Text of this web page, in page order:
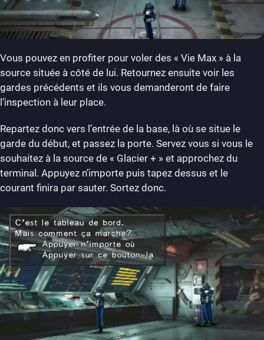
Vous pouvez en profiter pour voler des « Vie Max » à la
source située à côté de lui. Retournez ensuite voir les
gardes précédents et ils vous demanderont de faire
l’inspection à leur place.
Repartez donc vers l’entrée de la base, là où se situe le
garde du début, et passez la porte. Servez vous si vous le
souhaitez à la source de « Glacier + » et approchez du
terminal. Appuyez n’importe puis tapez dessus et le
courant finira par sauter. Sortez donc.